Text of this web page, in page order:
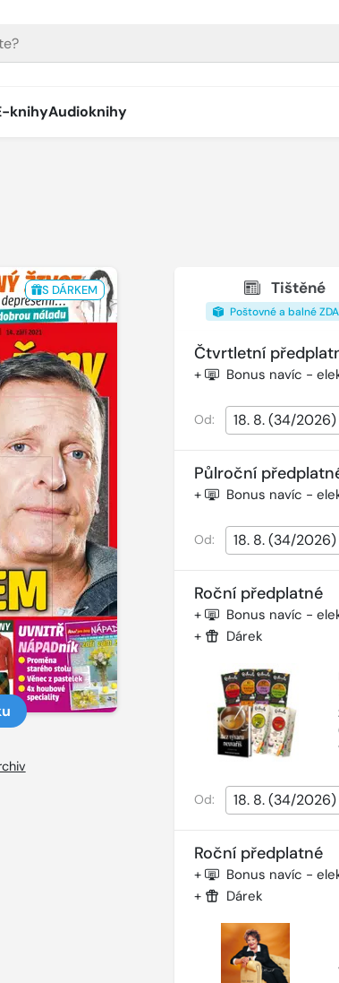
knihyAudioknihy
S DÁRKEM Tištěné
Poštovné a balné
Čtvrtletní
+ Bonus navíc -
Od:
Půlroční
+ Bonus navíc -
Od:
Roční předplatné
+ Bonus navíc -
+ Dárek
Od:
Roční předplatné
+ Bonus navíc -
+ Dárek